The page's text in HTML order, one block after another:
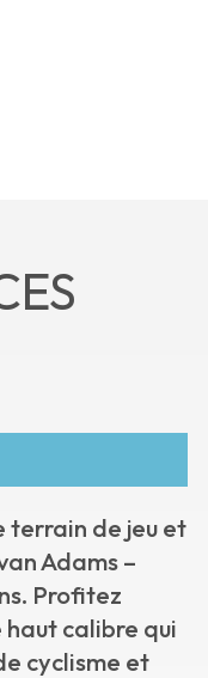
terrain de jeu et
Adams –
Profitez
haut calibre qui
cyclisme et